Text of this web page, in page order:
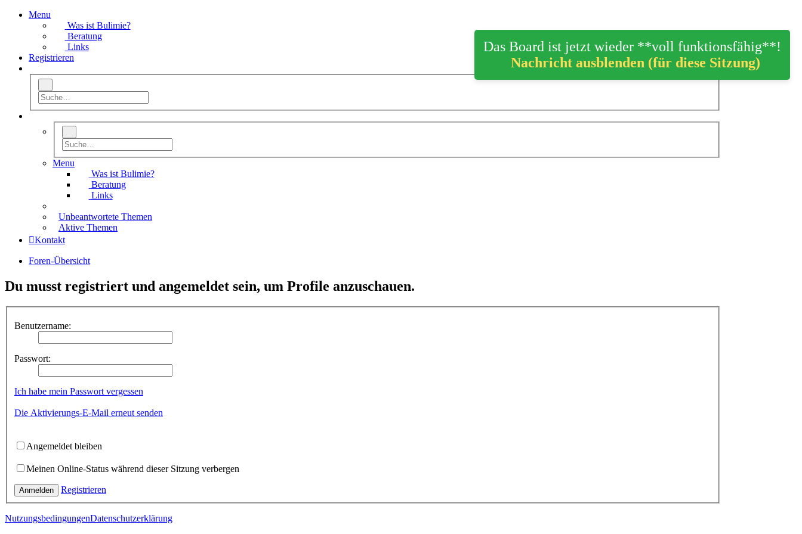
Das Board ist jetzt wieder **voll funktionsfähig**!
Nachricht ausblenden (für diese Sitzung)
Menu
Was ist Bulimie?
Beratung
Links
Registrieren
Menu
Was ist Bulimie?
Beratung
Links
Unbeantwortete Themen
Aktive Themen
Kontakt
Foren-Übersicht
Du musst registriert und angemeldet sein, um Profile anzuschauen.
Benutzername:
Passwort:
Ich habe mein Passwort vergessen
Die Aktivierungs-E-Mail erneut senden
Angemeldet bleiben
Meinen Online-Status während dieser Sitzung verbergen
Anmelden Registrieren
NutzungsbedingungenDatenschutzerklärung